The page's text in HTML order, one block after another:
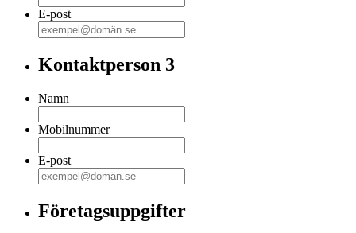
E-post
Kontaktperson 3
Namn
Mobilnummer
E-post
Företagsuppgifter